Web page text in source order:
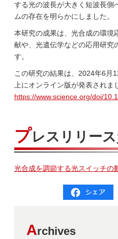
する光の波長が大きく短波長側
ムの存在を明らかにしました。
本研究の成果は、光合成の環境
献や、光遺伝学などの応用研究
す。
この研究の結果は、2024年6月
上にオンライン版が発表されま
https://www.science.org/doi/
プレスリリー
光合成を調節する光スイッチの
Archives